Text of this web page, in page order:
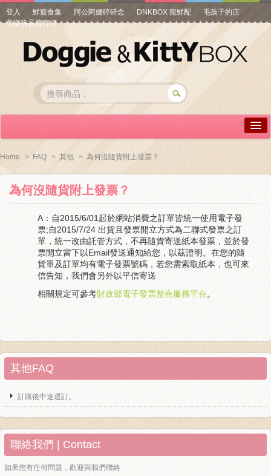
登入 鮮寵食集 阿公阿嬤碎碎念 DNKBOX 寵鮮配
毛孩子的店
美樂狗品牌官網
常見問答
商品瀏覽
線上訂購
帳號專區
關於我們
毛孩健康之道
Home > FAQ > 其他 > 為何沒隨貨附上發票？
為何沒隨貨附上發票？
A：自2015/6/01起於網站消費之訂單皆統一使用電子發
票;自2015/7/24 出貨且發票開立方式為二聯式發票之訂
單，統一改由託管方式，不再隨貨寄送紙本發票，並於發
票開立當下以Email發送通知給您，以茲證明。 在您的隨
貨單及訂單均有電子發票號碼，若您需索取紙本，也可來
信告知，我們會另外以平信寄送
相關規定可參考財政部電子發票整合服務平台。
其他FAQ
訂購後中途退訂。
聯絡我們 | Contact
如果您有任何問題，歡迎與我們聯絡